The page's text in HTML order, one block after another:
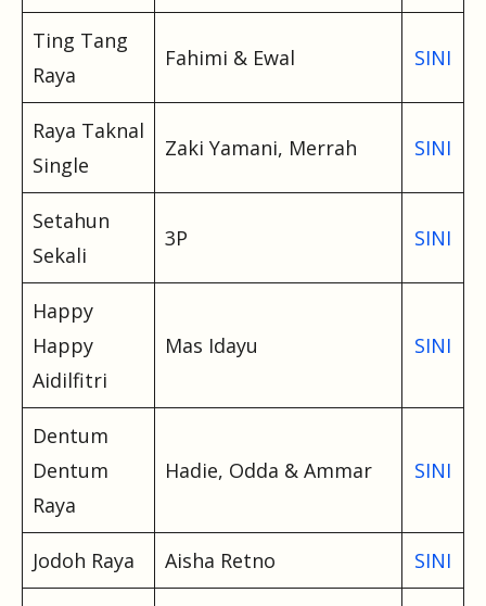
Ting Tang
Raya
Fahimi & Ewal SINI
Raya Taknal
Single
Zaki Yamani, Merrah SINI
Setahun
Sekali
3P SINI
Happy
Happy
Aidilfitri
Mas Idayu SINI
Dentum
Dentum
Raya
Hadie, Odda & Ammar SINI
Jodoh Raya Aisha Retno SINI